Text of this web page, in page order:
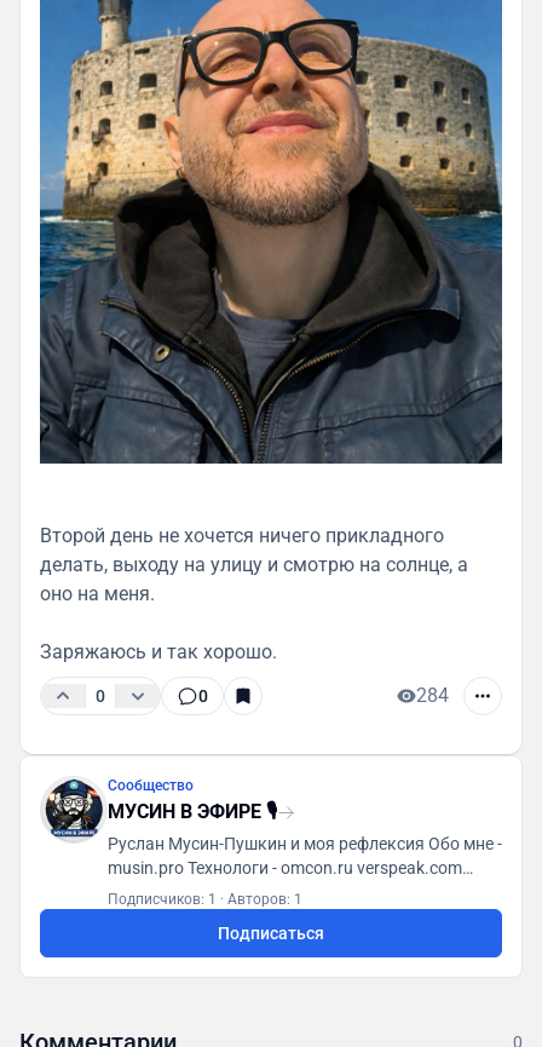
Второй день не хочется ничего прикладного
делать, выходу на улицу и смотрю на солнце, а
оно на меня.
Заряжаюсь и так хорошо.
0 0 284
Сообщество
МУСИН В ЭФИРЕ 🎙
Руслан Мусин-Пушкин и моя рефлексия Обо мне -
musin.pro Технологи - omcon.ru verspeak.com
Мусин (яп. 無心) - t.me/MusinMind
Подписчиков: 1 · Авторов: 1
Подписаться
0